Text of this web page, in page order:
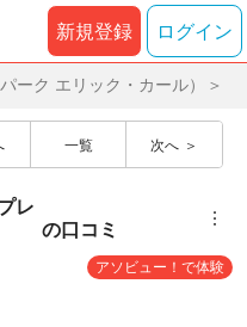
新規登録 ログイン
ーク エリック・カール）
一覧 次へ
レ
の口コミ ︙
アソビュー！で体験